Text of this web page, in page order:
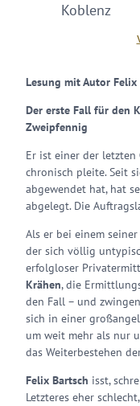
Koblenz
Lesung mit Autor Felix
Der erste Fall für den
Zweipfennig
Er ist einer der letzten
chronisch pleite. Seit
abgewendet hat, hat
abgelegt. Die
Als er bei einem
der sich völlig
erfolgloser
Krähen, die
den Fall – und
sich in einer
um weit mehr als nur
das Weiterbestehen
Felix Bartsch isst,
Letzteres eher